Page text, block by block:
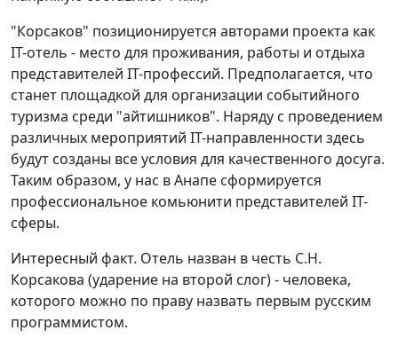
"Корсаков" позиционируется авторами проекта как
IT-отель - место для проживания, работы и отдыха
представителей IT-профессий. Предполагается, что
станет площадкой для организации событийного
туризма среди "айтишников". Наряду с проведением
различных мероприятий IT-направленности здесь
будут созданы все условия для качественного досуга.
Таким образом, у нас в Анапе сформируется
профессиональное комьюнити представителей IT-
сферы.
Интересный факт. Отель назван в честь С.Н.
Корсакова (ударение на второй слог) - человека,
которого можно по праву назвать первым русским
программистом.